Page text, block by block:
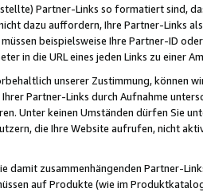
Partner-Links so formatiert sind,
dazu auffordern, Ihre Partner-Links
beispielsweise Ihre Partner-ID
in die URL eines jeden Links zu einer
unserer Zustimmung, können
Partner-Links durch Aufnahme
Unter keinen Umständen dürfen Sie
die Ihre Website aufrufen, nicht
damit zusammenhängenden Partner-
auf Produkte (wie im